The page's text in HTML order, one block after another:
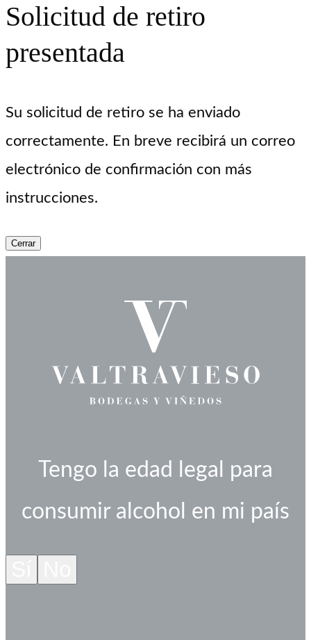
Solicitud de retiro
presentada
Su solicitud de retiro se ha enviado
correctamente. En breve recibirá un correo
electrónico de confirmación con más
instrucciones.
Cerrar
Tengo la edad legal para
consumir alcohol en mi país